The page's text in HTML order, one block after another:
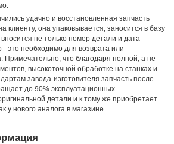
удачно и восстановленная запчасть
клиенту, она упаковывается, заносится в базу
не только номер детали и дата
это необходимо для возврата или
Примечательно, что благодаря полной, а не
высокоточной обработке на станках и
завода-изготовителя запчасть после
до 90% эксплуатационных
детали и к тому же приобретает
у нового аналога в магазине.